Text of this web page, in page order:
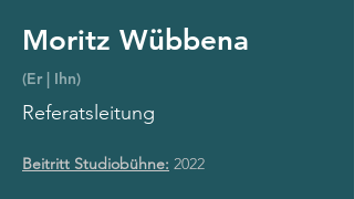
Moritz Wübbena
(Er | Ihn)
Referatsleitung
Beitritt Studiobühne: 2022